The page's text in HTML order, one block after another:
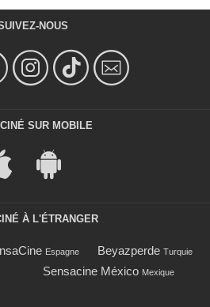
NOUS
SUR MOBILE
À L'ÉTRANGER
Espagne Beyazperde Turquie
Sensacine México Mexique